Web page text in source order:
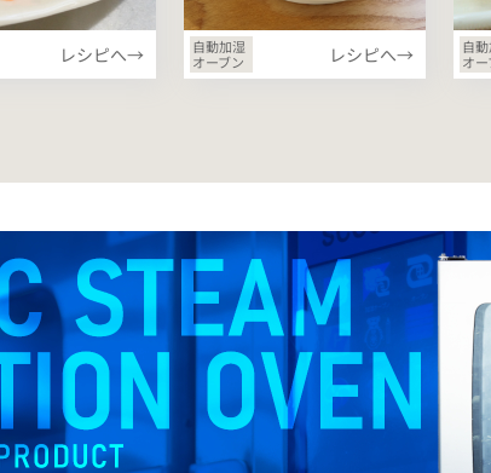
レシピへ→
自動加湿
オーブン
レシピへ→
自
オ